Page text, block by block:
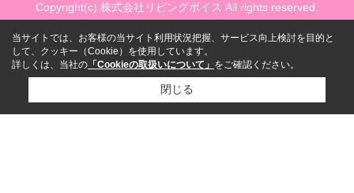
Copyright(c) 株式会社リビングボイス All rights reserved.
当サイトでは、お客様の当サイト利用状況把握、サービス向上検討を目的と
して、クッキー（Cookie）を使用しています。
詳しくは、当社の 「Cookieの取扱いについて」 をご確認ください。
閉じる